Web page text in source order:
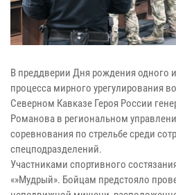
В преддверии Дня рождения одного
процесса мирного урегулирования
Северном Кавказе Героя России
Романова в региональном
соревнования по стрельбе среди
спецподразделений.
Участниками спортивного
«»Мудрый». Бойцам предстояло